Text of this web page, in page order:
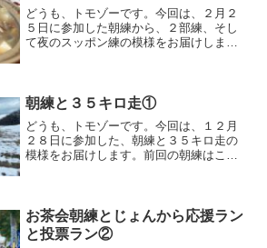
どうも、トモゾーです。今回は、２月２
５日に参加した朝練から、２部練、そし
て夜のスッポン練の模様をお届けしま
した。私は、今回もトンネル...
朝練と３５キロ走①
どうも、トモゾーです。今回は、１２月
２８日に参加した、朝練と３５キロ走の
模様をお届けします。前回の朝練はこち
が、アスファルト上にはそれが...
お茶会朝練とじょんから応援ラン
と投票ラン②